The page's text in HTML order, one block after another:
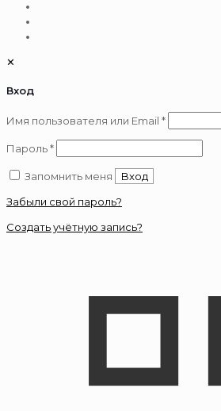
✕
Вход
Имя пользователя или Email *
Пароль*Обязательно
Запомнить меня
Вход
Забыли свой пароль?
Создать учётную запись?